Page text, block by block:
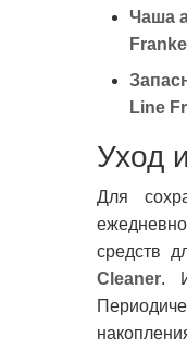
Чаша
Line
Уход
Для
средств
Cleaner.